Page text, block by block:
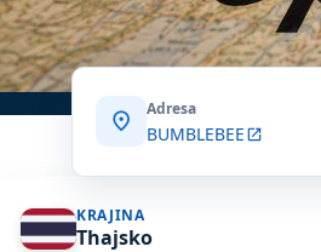
location_on Adresa
BUMBLEBEEopen_in_new
KRAJINA
Thajsko